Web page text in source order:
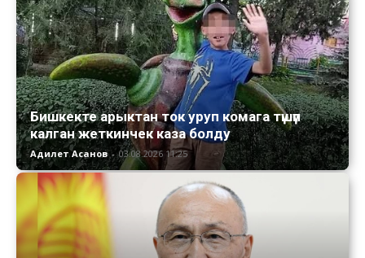
Бишкекте арыктан ток уруп комага түшүп
калган жеткинчек каза болду
Адилет Асанов - 03.08.2026 11:25